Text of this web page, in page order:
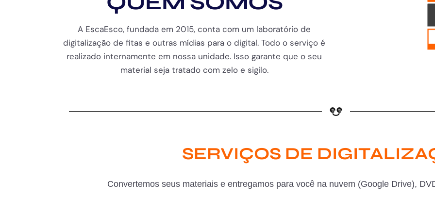
A EscaEsco, fundada em 2015, conta com um laboratório de
digitalização de fitas e outras mídias para o digital. Todo o serviço é
realizado internamente em nossa unidade. Isso garante que o seu
material seja tratado com zelo e sigilo.
SERVIÇOS DE
Convertemos seus materiais e entregamos para você na nuvem (Google Drive),